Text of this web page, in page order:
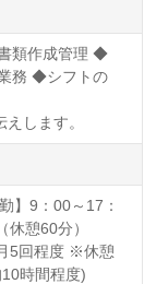
類作成管理 ◆
務 ◆シフトの
します。
】9：00～17：
憩60分）
5回程度 ※休憩
時間程度)